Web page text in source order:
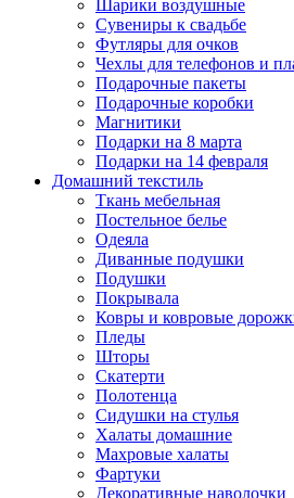
Шарики воздушные
Сувениры к свадьбе
Футляры для очков
Чехлы для телефонов и
Подарочные пакеты
Подарочные коробки
Магнитики
Подарки на 8 марта
Подарки на 14 февраля
Домашний текстиль
Ткань мебельная
Постельное белье
Одеяла
Диванные подушки
Подушки
Покрывала
Ковры и ковровые
Пледы
Шторы
Скатерти
Полотенца
Сидушки на стулья
Халаты домашние
Махровые халаты
Фартуки
Декоративные наволочки